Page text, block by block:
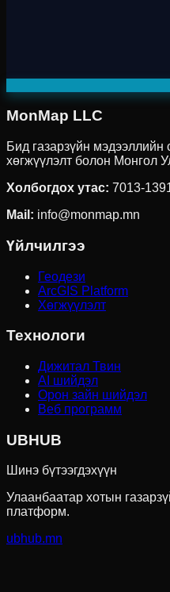
MonMap LLC
Бид газарзүйн мэдээллийн
хөгжүүлэлт болон Монгол
Холбогдох утас: 7013-
Mail: info@monmap.mn
Үйлчилгээ
Геодези
ArcGIS Platform
Хөгжүүлэлт
Технологи
Дижитал Твин
AI шийдэл
Орон зайн шийдэл
Веб программ
UBHUB
Шинэ бүтээгдэхүүн
Улаанбаатар хотын
платформ.
ubhub.mn